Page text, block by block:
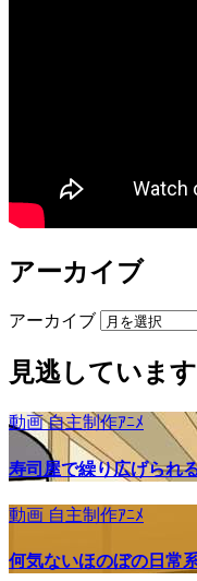
アーカイブ
アーカイブ
見逃しています
動画自主制作ｱﾆﾒ
寿司屋で繰り広げられ
動画 自主制作ｱﾆﾒ
何気ないほのぼの日常